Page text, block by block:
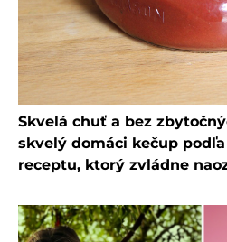
Skvelá chuť a bez
skvelý domáci kečup
receptu, ktorý zvládne